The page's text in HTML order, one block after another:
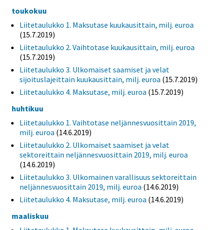
toukokuu
Liitetaulukko 1. Maksutase kuukausittain, milj. euroa
(15.7.2019)
Liitetaulukko 2. Vaihtotase kuukausittain, milj. euroa
(15.7.2019)
Liitetaulukko 3. Ulkomaiset saamiset ja velat
sijoituslajeittain kuukausittain, milj. euroa (15.7.2019)
Liitetaulukko 4. Maksutase, milj. euroa (15.7.2019)
huhtikuu
Liitetaulukko 1. Vaihtotase neljännesvuosittain 2019,
milj. euroa (14.6.2019)
Liitetaulukko 2. Ulkomaiset saamiset ja velat
sektoreittain neljännesvuosittain 2019, milj. euroa
(14.6.2019)
Liitetaulukko 3. Ulkomainen varallisuus sektoreittain
neljännesvuosittain 2019, milj. euroa (14.6.2019)
Liitetaulukko 4. Maksutase, milj. euroa (14.6.2019)
maaliskuu